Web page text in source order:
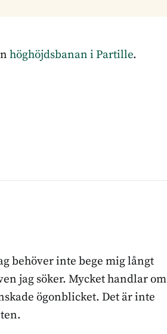
höghöjdsbanan i Partille.
behöver inte bege mig långt
jag söker. Mycket handlar om
ögonblicket. Det är inte